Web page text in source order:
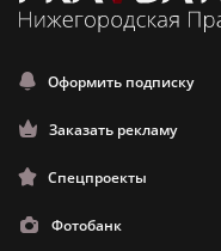
Оформить подписку
Заказать рекламу
Спецпроекты
Фотобанк